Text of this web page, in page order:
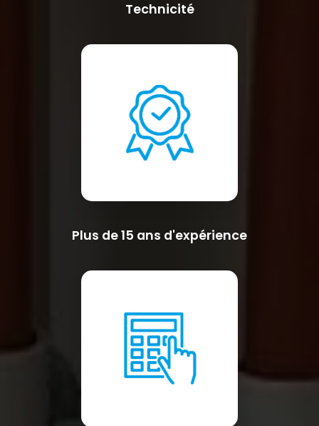
Technicité
Plus de 15 ans d'expérience